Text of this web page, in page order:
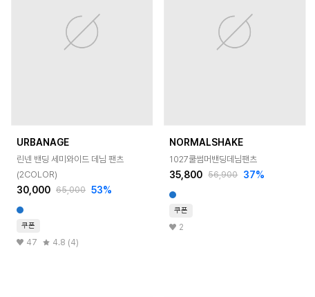
URBANAGE
린넨 밴딩 세미와이드 데님 팬츠
(2COLOR)
30,000 65,000 53%
쿠폰
47 4.8 (4)
NORMALSHAKE
1027쿨썸머밴딩데님팬츠
35,800 56,900 37%
쿠폰
2